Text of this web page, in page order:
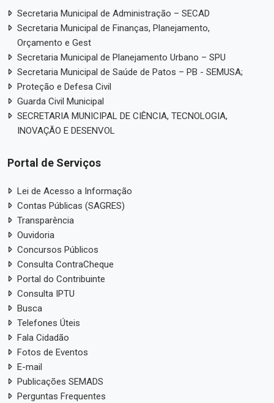
Secretaria Municipal de Administração – SECAD
Secretaria Municipal de Finanças, Planejamento,
Orçamento e Gest
Secretaria Municipal de Planejamento Urbano – SPU
Secretaria Municipal de Saúde de Patos – PB - SEMUSA;
Proteção e Defesa Civil
Guarda Civil Municipal
SECRETARIA MUNICIPAL DE CIÊNCIA, TECNOLOGIA,
INOVAÇÃO E DESENVOL
Portal de Serviços
Lei de Acesso a Informação
Contas Públicas (SAGRES)
Transparência
Ouvidoria
Concursos Públicos
Consulta ContraCheque
Portal do Contribuinte
Consulta IPTU
Busca
Telefones Úteis
Fala Cidadão
Fotos de Eventos
E-mail
Publicações SEMADS
Perguntas Frequentes